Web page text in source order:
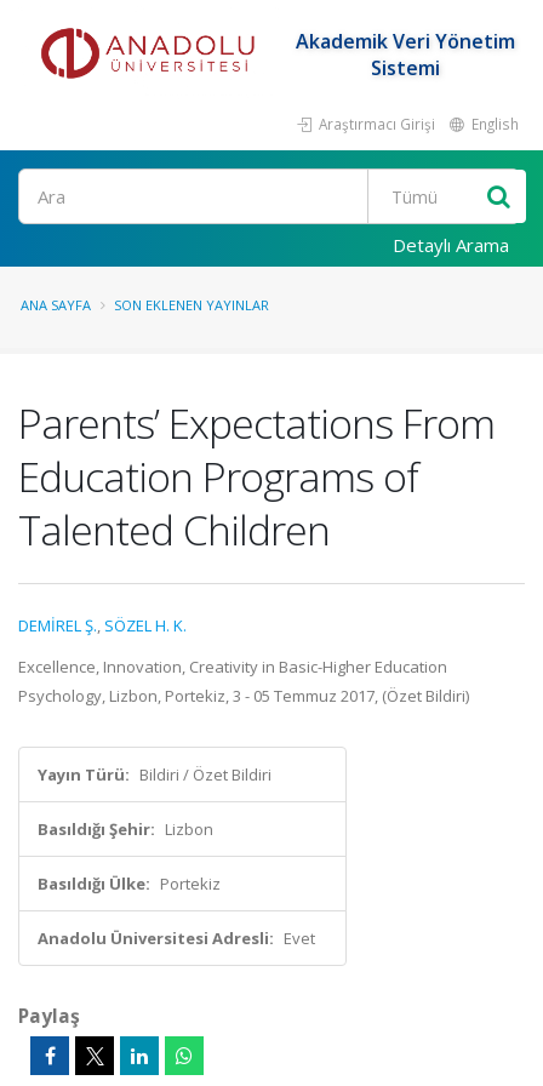
Akademik Veri Yönetim
Sistemi
Araştırmacı Girişi English
Ara
Detaylı Arama
ANA SAYFA SON EKLENEN YAYINLAR
Parents’ Expectations From
Education Programs of
Talented Children
DEMİREL Ş., SÖZEL H. K.
Excellence, Innovation, Creativity in Basic-Higher Education
Psychology, Lizbon, Portekiz, 3 - 05 Temmuz 2017, (Özet Bildiri)
Yayın Türü: Bildiri / Özet Bildiri
Basıldığı Şehir: Lizbon
Basıldığı Ülke: Portekiz
Anadolu Üniversitesi Adresli: Evet
Paylaş